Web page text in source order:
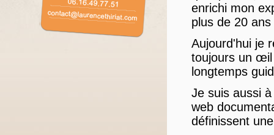
enrichi mon
plus de 20
Aujourd'hui je
toujours un œil
longtemps
Je suis aussi
web
définissent